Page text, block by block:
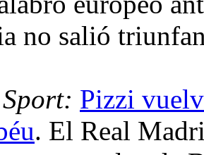
no salió
Pizzi
. El Real